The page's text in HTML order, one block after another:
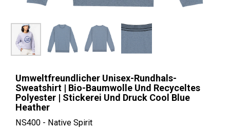
Umweltfreundlicher Unisex-Rundhals-
Sweatshirt | Bio-Baumwolle Und Recyceltes
Polyester | Stickerei Und Druck Cool Blue
Heather
NS400 - Native Spirit